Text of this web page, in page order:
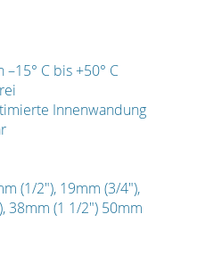
C bis +50° C
Innenwandung
(1/2"), 19mm (3/4"),
38mm (1 1/2") 50mm